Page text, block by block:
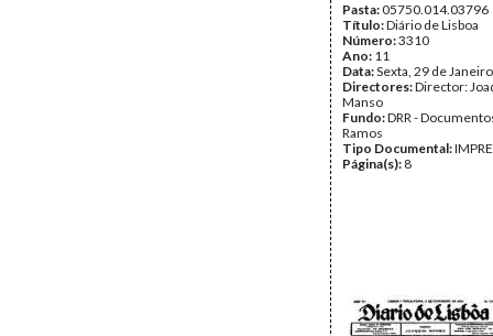
Pasta:05750.014.03796
Título:Diário de Lisboa
Número:3310
Ano: 11
Data:Sexta, 29 de
Directores:Director:
Manso
Fundo:DRR -
Ramos
Tipo Documental:
Página(s): 8